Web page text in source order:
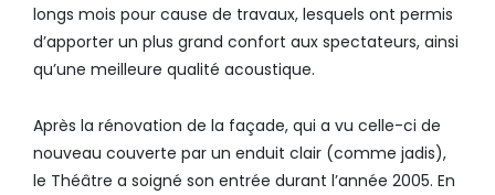
longs mois pour cause de travaux, lesquels ont permis
d’apporter un plus grand confort aux spectateurs, ainsi
qu’une meilleure qualité acoustique.
Après la rénovation de la façade, qui a vu celle-ci de
nouveau couverte par un enduit clair (comme jadis),
le Théâtre a soigné son entrée durant l’année 2005. En